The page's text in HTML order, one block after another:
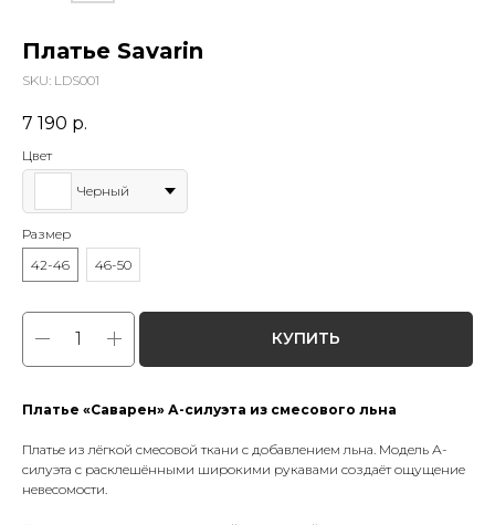
Платье Savarin
SKU: LDS001
7 190 р.
Цвет
Черный
Размер
42-46
46-50
КУПИТЬ
Платье «Саварен» А-силуэта из смесового льна
Платье из лёгкой смесовой ткани с добавлением льна. Модель А-
силуэта с расклешёнными широкими рукавами создаёт ощущение
невесомости.